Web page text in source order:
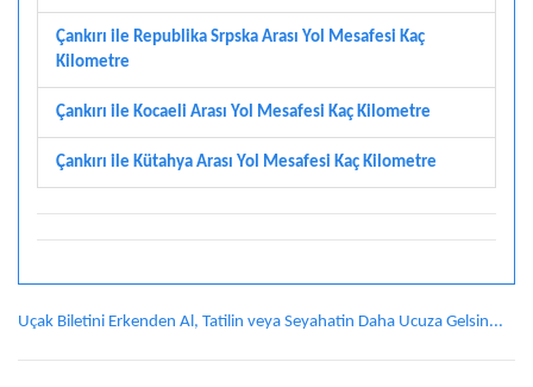
Çankırı ile Republika Srpska Arası Yol Mesafesi Kaç
Kilometre
Çankırı ile Kocaeli Arası Yol Mesafesi Kaç Kilometre
Çankırı ile Kütahya Arası Yol Mesafesi Kaç Kilometre
Uçak Biletini Erkenden Al, Tatilin veya Seyahatin Daha Ucuza Gelsin...